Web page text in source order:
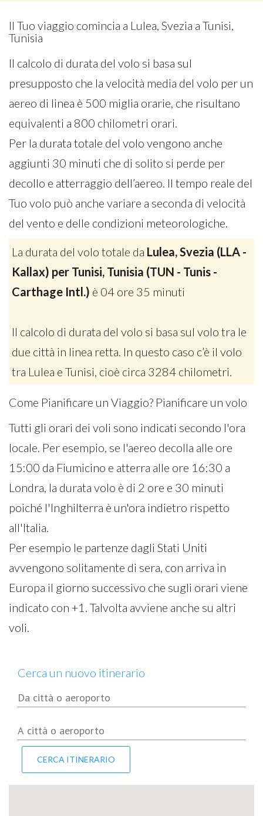
Il Tuo viaggio comincia a Lulea, Svezia a Tunisi,
Tunisia
Il calcolo di durata del volo si basa sul
presupposto che la velocità media del volo per un
aereo di linea è 500 miglia orarie, che risultano
equivalenti a 800 chilometri orari.
Per la durata totale del volo vengono anche
aggiunti 30 minuti che di solito si perde per
decollo e atterraggio dell’aereo. Il tempo reale del
Tuo volo può anche variare a seconda di velocità
del vento e delle condizioni meteorologiche.
La durata del volo totale da Lulea, Svezia (LLA -
Kallax) per Tunisi, Tunisia (TUN - Tunis -
Carthage Intl.) è 04 ore 35 minuti
Il calcolo di durata del volo si basa sul volo tra le
due città in linea retta. In questo caso c’è il volo
tra Lulea e Tunisi, cioè circa 3284 chilometri.
Come Pianificare un Viaggio? Pianificare un volo
Tutti gli orari dei voli sono indicati secondo l'ora
locale. Per esempio, se l'aereo decolla alle ore
15:00 da Fiumicino e atterra alle ore 16:30 a
Londra, la durata volo è di 2 ore e 30 minuti
poiché l'Inghilterra è un'ora indietro rispetto
all'Italia.
Per esempio le partenze dagli Stati Uniti
avvengono solitamente di sera, con arriva in
Europa il giorno successivo che sugli orari viene
indicato con +1. Talvolta avviene anche su altri
voli.
Cerca un nuovo itinerario